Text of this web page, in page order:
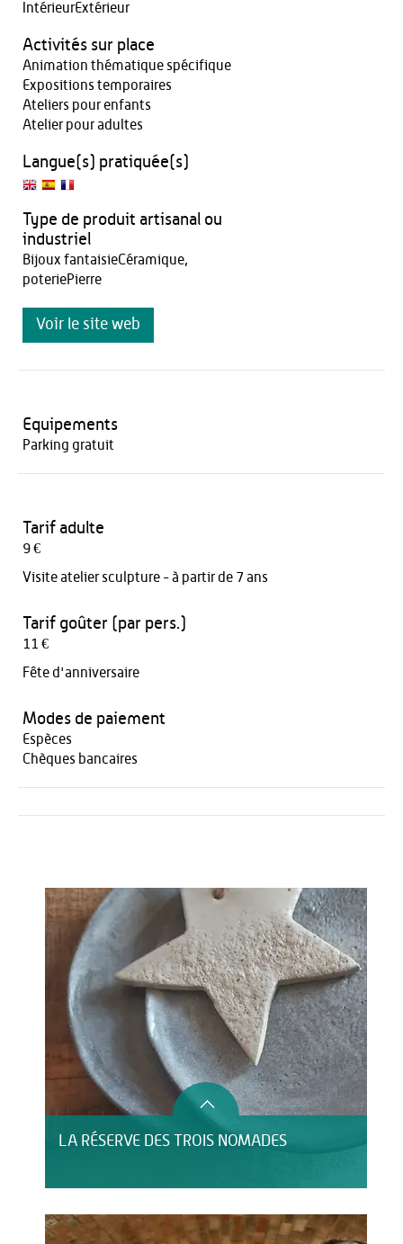
IntérieurExtérieur
Activités sur place
Animation thématique spécifique
Expositions temporaires
Ateliers pour enfants
Atelier pour adultes
Langue(s) pratiquée(s)
Type de produit artisanal ou
industriel
Bijoux fantaisieCéramique,
poteriePierre
Voir le site web
Equipements
Parking gratuit
Tarif adulte
9 €
Visite atelier sculpture - à partir de 7 ans
Tarif goûter (par pers.)
11 €
Fête d'anniversaire
Modes de paiement
Espèces
Chèques bancaires
LA RÉSERVE DES TROIS NOMADES